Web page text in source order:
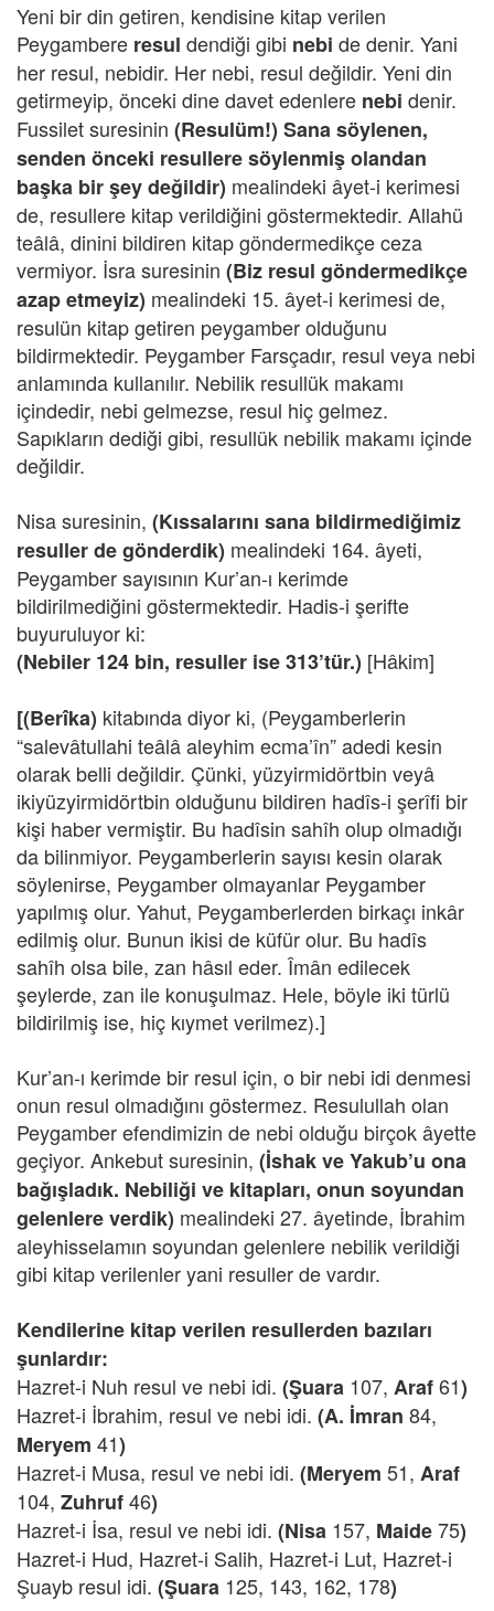
Yeni bir din getiren, kendisine kitap verilen
Peygambere resul dendiği gibi nebi de denir. Yani
her resul, nebidir. Her nebi, resul değildir. Yeni din
getirmeyip, önceki dine davet edenlere nebi denir.
Fussilet suresinin (Resulüm!) Sana söylenen,
senden önceki resullere söylenmiş olandan
başka bir şey değildir) mealindeki âyet-i kerimesi
de, resullere kitap verildiğini göstermektedir. Allahü
teâlâ, dinini bildiren kitap göndermedikçe ceza
vermiyor. İsra suresinin (Biz resul göndermedikçe
azap etmeyiz) mealindeki 15. âyet-i kerimesi de,
resulün kitap getiren peygamber olduğunu
bildirmektedir. Peygamber Farsçadır, resul veya nebi
anlamında kullanılır. Nebilik resullük makamı
içindedir, nebi gelmezse, resul hiç gelmez.
Sapıkların dediği gibi, resullük nebilik makamı içinde
değildir.
Nisa suresinin, (Kıssalarını sana bildirmediğimiz
resuller de gönderdik) mealindeki 164. âyeti,
Peygamber sayısının Kur’an-ı kerimde
bildirilmediğini göstermektedir. Hadis-i şerifte
buyuruluyor ki:
(Nebiler 124 bin, resuller ise 313’tür.) [Hâkim]
[(Berîka) kitabında diyor ki, (Peygamberlerin
“salevâtullahi teâlâ aleyhim ecma’în” adedi kesin
olarak belli değildir. Çünki, yüzyirmidörtbin veyâ
ikiyüzyirmidörtbin olduğunu bildiren hadîs-i şerîfi bir
kişi haber vermiştir. Bu hadîsin sahîh olup olmadığı
da bilinmiyor. Peygamberlerin sayısı kesin olarak
söylenirse, Peygamber olmayanlar Peygamber
yapılmış olur. Yahut, Peygamberlerden birkaçı inkâr
edilmiş olur. Bunun ikisi de küfür olur. Bu hadîs
sahîh olsa bile, zan hâsıl eder. Îmân edilecek
şeylerde, zan ile konuşulmaz. Hele, böyle iki türlü
bildirilmiş ise, hiç kıymet verilmez).]
Kur’an-ı kerimde bir resul için, o bir nebi idi denmesi
onun resul olmadığını göstermez. Resulullah olan
Peygamber efendimizin de nebi olduğu birçok âyette
geçiyor. Ankebut suresinin, (İshak ve Yakub’u ona
bağışladık. Nebiliği ve kitapları, onun soyundan
gelenlere verdik) mealindeki 27. âyetinde, İbrahim
aleyhisselamın soyundan gelenlere nebilik verildiği
gibi kitap verilenler yani resuller de vardır.
Kendilerine kitap verilen resullerden bazıları
şunlardır:
Hazret-i Nuh resul ve nebi idi. (Şuara 107, Araf61)
Hazret-i İbrahim, resul ve nebi idi. (A. İmran 84,
Meryem 41)
Hazret-i Musa, resul ve nebi idi. (Meryem 51, Araf
104, Zuhruf46)
Hazret-i İsa, resul ve nebi idi. (Nisa 157, Maide75)
Hazret-i Hud, Hazret-i Salih, Hazret-i Lut, Hazret-i
Şuayb resul idi. (Şuara 125, 143, 162, 178)